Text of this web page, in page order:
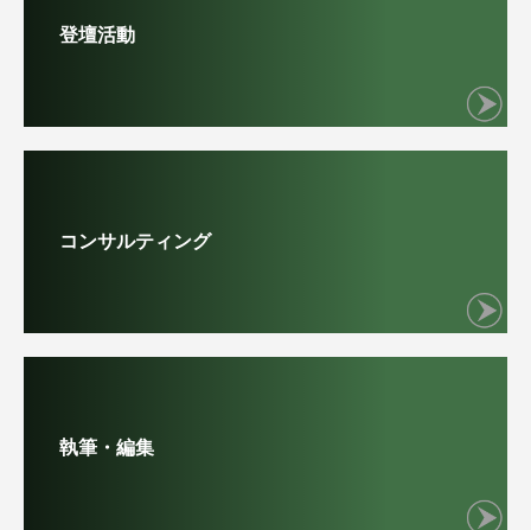
登壇活動
コンサルティング
執筆・編集